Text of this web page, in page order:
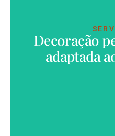
Decoração
adaptada
VER